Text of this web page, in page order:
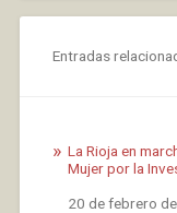
Entradas
La Rioja en
Mujer por la
Fecha
20 de febrero